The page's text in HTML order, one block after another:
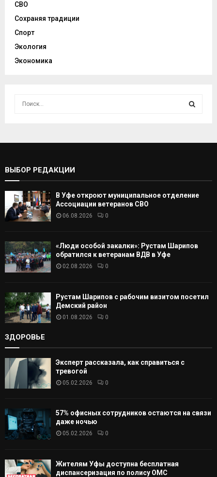
СВО
Сохраняя традиции
Спорт
Экология
Экономика
С
А
ВЫБОР РЕДАКЦИИ
В Уфе откроют муниципальное отделение
Ассоциации ветеранов СВО
06.08.2026 0
«Люди особой закалки»: Рустам Шарипов
обратился к ветеранам ВДВ в Уфе
02.08.2026 0
Рустам Шарипов с рабочим визитом посетил
Демский район
01.08.2026 0
ЗДОРОВЬЕ
Эксперт рассказала, как справиться с
тревогой
05.02.2026 0
57% офисных сотрудников остаются на связи
даже ночью
05.02.2026 0
Жителям Уфы доступна бесплатная
диспансеризация по полису ОМС